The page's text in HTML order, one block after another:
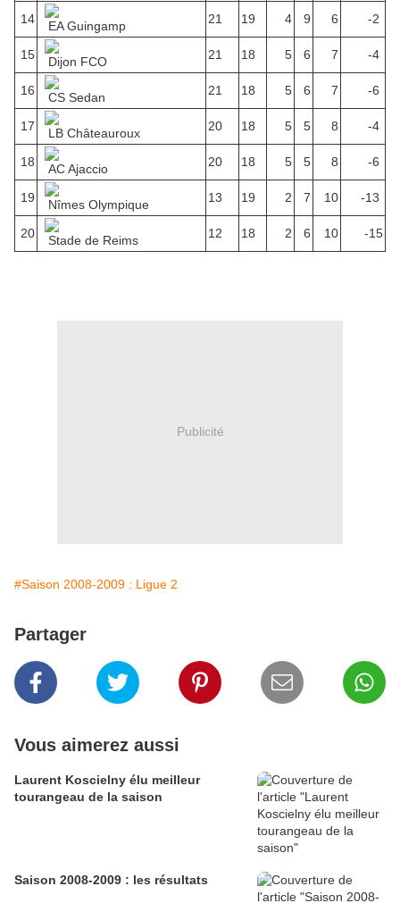
14 EA Guingamp 21 19 4 9 6 -2
15 Dijon FCO 21 18 5 6 7 -4
16 CS Sedan 21 18 5 6 7 -6
17 LB Châteauroux 20 18 5 5 8 -4
18 AC Ajaccio 20 18 5 5 8 -6
19 Nîmes Olympique 13 19 2 7 10 -13
20 Stade de Reims 12 18 2 6 10 -15
Publicité
#Saison 2008-2009 : Ligue 2
Partager
Vous aimerez aussi
Laurent Koscielny élu meilleur
tourangeau de la saison
Saison 2008-2009 : les résultats